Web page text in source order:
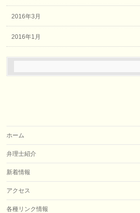
2016年3月
2016年1月
ホーム
弁理士紹介
新着情報
アクセス
各種リンク情報